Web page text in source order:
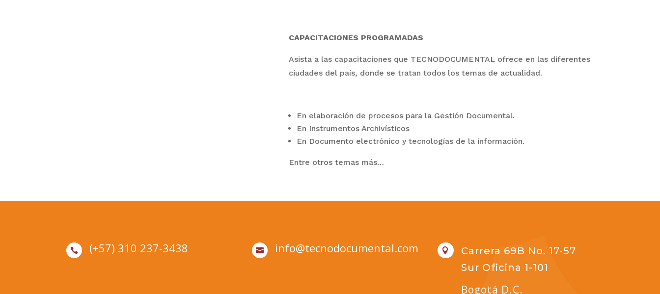
CAPACITACIONES PROGRAMADAS
Asista a las capacitaciones que TECNODOCUMENTAL ofrece en las diferentes
ciudades del país, donde se tratan todos los temas de actualidad.
En elaboración de procesos para la Gestión Documental.
En Instrumentos Archivísticos
En Documento electrónico y tecnologías de la información.
Entre otros temas más…
 (+57) 310 237-3438  info@tecnodocumental.com 
Carrera 69B No. 17-57
Sur Oficina 1-101
Bogotá D.C.